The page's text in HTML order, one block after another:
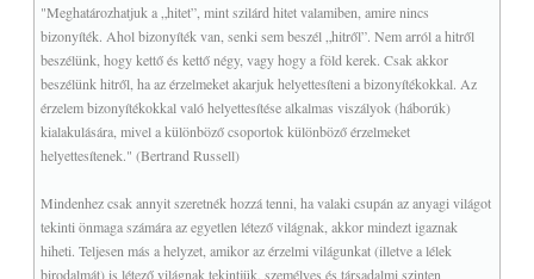
"Meghatározhatjuk a „hitet”, mint szilárd hitet valamiben, amire nincs
bizonyíték. Ahol bizonyíték van, senki sem beszél „hitről”. Nem arról a hitről
beszélünk, hogy kettő és kettő négy, vagy hogy a föld kerek. Csak akkor
beszélünk hitről, ha az érzelmeket akarjuk helyettesíteni a bizonyítékokkal. Az
érzelem bizonyítékokkal való helyettesítése alkalmas viszályok (háborúk)
kialakulására, mivel a különböző csoportok különböző érzelmeket
helyettesítenek." (Bertrand Russell)
Mindenhez csak annyit szeretnék hozzá tenni, ha valaki csupán az anyagi világot
tekinti önmaga számára az egyetlen létező világnak, akkor mindezt igaznak
hiheti. Teljesen más a helyzet, amikor az érzelmi világunkat (illetve a lélek
birodalmát) is létező világnak tekintjük, személyes és társadalmi szinten